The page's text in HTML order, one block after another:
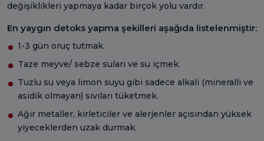
değişiklikleri yapmaya kadar birçok yolu vardır.
En yaygın detoks yapma şekilleri aşağıda listelenmiştir:
1-3 gün oruç tutmak.
Taze meyve/ sebze suları ve su içmek.
Tuzlu su veya limon suyu gibi sadece alkali (mineralli ve
asidik olmayan) sıvıları tüketmek.
Ağır metaller, kirleticiler ve alerjenler açısından yüksek
yiyeceklerden uzak durmak.